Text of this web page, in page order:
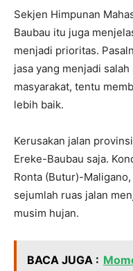
Sekjen Himpunan
Baubau itu juga
menjadi prioritas.
jasa yang menjadi
masyarakat, tentu
lebih baik.
Kerusakan jalan
Ereke-Baubau saja.
Ronta (Butur)-
sejumlah ruas jalan
musim hujan.
BACA JUGA :